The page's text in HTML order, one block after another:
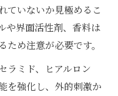
の深い関係を解説
どんな肌におすす
で変わる実感と注意
ていないか見極めるこ
や界面活性剤、香料は
め注意が必要です。
ラミド、ヒアルロン
を強化し、外的刺激か